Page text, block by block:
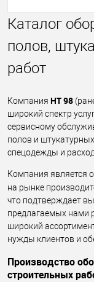
Каталог
полов,
работ
Компания НТ 98
широкий спектр
сервисному
полов и
спецодежды и
Компания является
на рынке
что подтверждает
предлагаемых нами
широкий
нужды клиентов и
Производство
строительных